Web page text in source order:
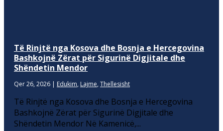
Të Rinjtë nga Kosova dhe Bosnja e Hercegovina
Bashkojnë Zërat për Sigurinë Digjitale dhe
Shëndetin Mendor
Qer 26, 2026 | Edukim, Lajme, Thellesisht
Të Rinjtë nga Kosova dhe Bosnja e Hercegovina
Bashkojnë Zërat për Sigurinë Digjitale dhe
Shëndetin Mendor Në Kamenicë,...